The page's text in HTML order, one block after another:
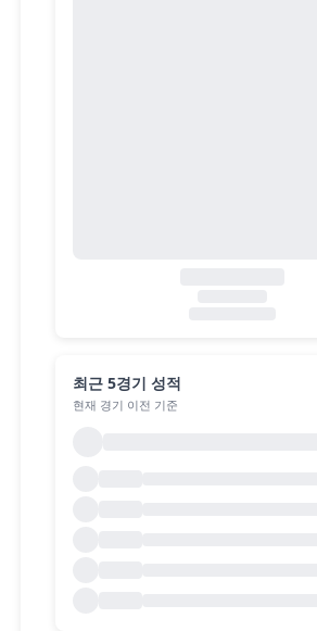
최근 5경기 성적
현재 경기 이전 기준